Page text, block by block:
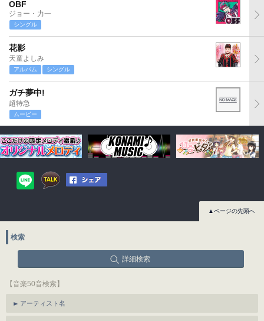
OBF
ジョー・力一
シングル
花影
天童よしみ
アルバム シングル
ガチ夢中!
超特急
ムービー
▲ページの先頭へ
検索
詳細検索
【音楽50音検索】
アーティスト名